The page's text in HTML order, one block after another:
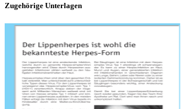
Zugehörige Unterlagen